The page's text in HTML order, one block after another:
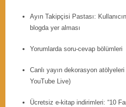
Ayın Takipçisi Pastası:
blogda yer alması
Yorumlarda soru-cevap bölümleri
Canlı yayın dekorasyon
YouTube Live)
Ücretsiz e-kitap indirimleri: “10